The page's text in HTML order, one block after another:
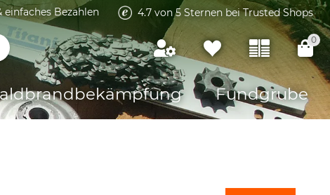
einfaches Bezahlen 4.7 von 5 Sternen bei Trusted Shops
0
Fundgrube